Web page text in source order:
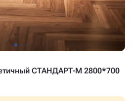
СТАНДАРТ-М 2800*700